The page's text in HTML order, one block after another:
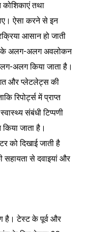
तथा
ऐसा करने से इन
आसान हो जाती
के अलग-अलग अवलोकन
अलग किया जाता है।
और प्लेटलेट्स की
रिपोर्ट्स में प्राप्त
संबंधी टिप्पणी
जाता है।
को दिखाई जाती है
सहायता से दवाइयां और
है। टेस्ट के पूर्व और